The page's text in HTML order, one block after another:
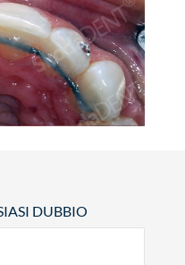
DUBBIO